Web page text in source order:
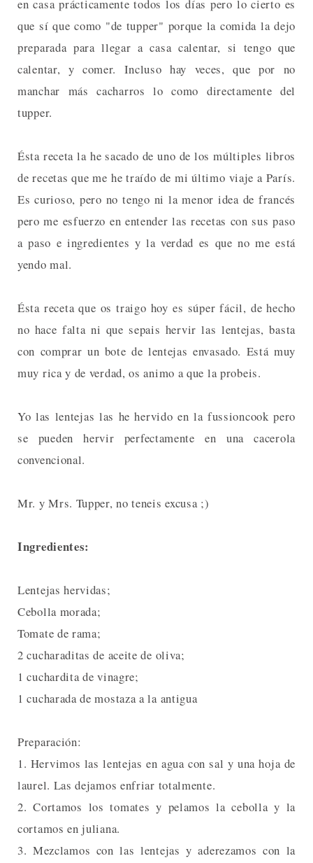
en casa prácticamente todos los días pero lo cierto es
que sí que como "de tupper" porque la comida la dejo
preparada para llegar a casa calentar, si tengo que
calentar, y comer. Incluso hay veces, que por no
manchar más cacharros lo como directamente del
tupper.
Ésta receta la he sacado de uno de los múltiples libros
de recetas que me he traído de mi último viaje a París.
Es curioso, pero no tengo ni la menor idea de francés
pero me esfuerzo en entender las recetas con sus paso
a paso e ingredientes y la verdad es que no me está
yendo mal.
Ésta receta que os traigo hoy es súper fácil, de hecho
no hace falta ni que sepais hervir las lentejas, basta
con comprar un bote de lentejas envasado. Está muy
muy rica y de verdad, os animo a que la probeis.
Yo las lentejas las he hervido en la fussioncook pero
se pueden hervir perfectamente en una cacerola
convencional.
Mr. y Mrs. Tupper, no teneis excusa ;)
Ingredientes:
Lentejas hervidas;
Cebolla morada;
Tomate de rama;
2 cucharaditas de aceite de oliva;
1 cuchardita de vinagre;
1 cucharada de mostaza a la antigua
Preparación:
1. Hervimos las lentejas en agua con sal y una hoja de
laurel. Las dejamos enfriar totalmente.
2. Cortamos los tomates y pelamos la cebolla y la
cortamos en juliana.
3. Mezclamos con las lentejas y aderezamos con la